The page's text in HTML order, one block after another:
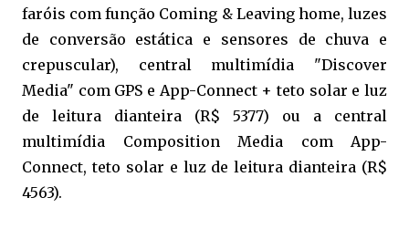
faróis com função Coming & Leaving home, luzes
de conversão estática e sensores de chuva e
crepuscular), central multimídia "Discover
Media" com GPS e App-Connect + teto solar e luz
de leitura dianteira (R$ 5377) ou a central
multimídia Composition Media com App-
Connect, teto solar e luz de leitura dianteira (R$
4563).